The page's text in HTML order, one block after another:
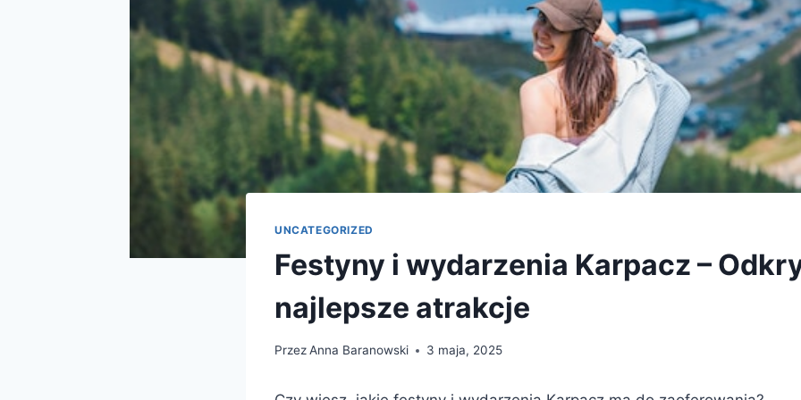
UNCATEGORIZED
Festyny i wydarzenia Karpacz –
najlepsze atrakcje
PrzezAnna Baranowski 3 maja, 2025